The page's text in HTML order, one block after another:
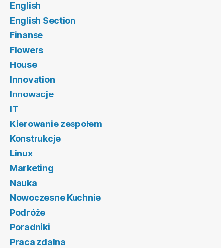
English
English Section
Finanse
Flowers
House
Innovation
Innowacje
IT
Kierowanie zespołem
Konstrukcje
Linux
Marketing
Nauka
Nowoczesne Kuchnie
Podróże
Poradniki
Praca zdalna